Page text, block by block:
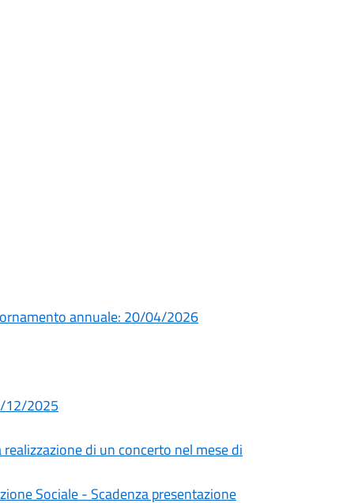
annuale: 20/04/2026
12/2025
di un concerto nel mese di
Sociale - Scadenza presentazione